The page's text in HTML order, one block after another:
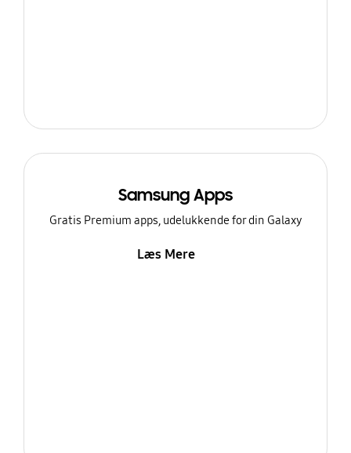
Samsung Apps
Gratis Premium apps, udelukkende for din Galaxy
Læs Mere